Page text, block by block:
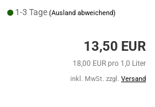
1-3 Tage(Ausland abweichend)
13,50 EUR
18,00 EUR pro 1,0 Liter
inkl. MwSt. zzgl. Versand